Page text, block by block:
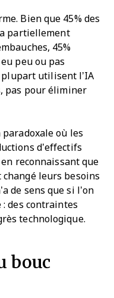
Bien que 45% des
partiellement
45%
peu ou pas
plupart utilisent l’IA
pas pour éliminer
où les
d’effectifs
en reconnaissant que
changé leurs besoins
de sens que si l’on
des contraintes
technologique.
bouc